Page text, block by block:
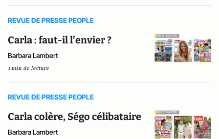
REVUE DE PRESSE PEOPLE
Carla : faut-il l’envier ?
Barbara Lambert
1 min de lecture
REVUE DE PRESSE PEOPLE
Carla colère, Ségo célibataire
Barbara Lambert